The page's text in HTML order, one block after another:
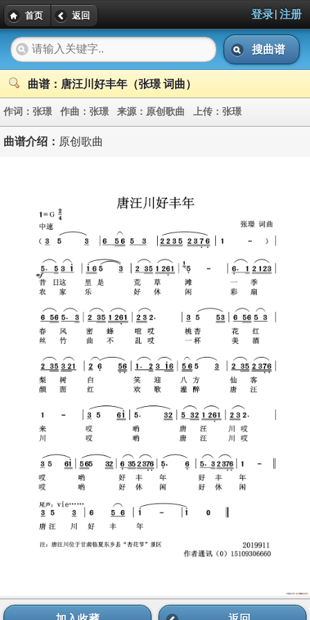
首页 返回 登录| 注册
搜曲谱
曲谱：唐汪川好丰年（张璟 词曲）
作词： 张璟 作曲： 张璟 来源： 原创歌曲 上传： 张璟
曲谱介绍： 原创歌曲